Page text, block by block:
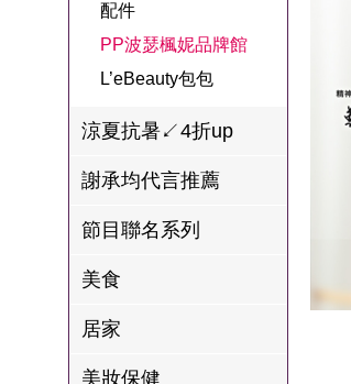
型男大主廚聯
名
推薦
雞精
林聰明沙鍋魚
冷藏 | 冷凍食品
李大娘手工水
鮮蝦蝦滑
愛雅辣呦
ELVIS愛菲斯
金健康石墨烯
台塑生醫
牌館
甘味人生
狀元堂牛樟芝
十時塑
1MORE耳機
配件
PP波瑟楓妮品牌館
L’eBeauty包包
涼夏抗暑↙4折up
謝承均代言推薦
節目聯名系列
美食
居家
美妝保健